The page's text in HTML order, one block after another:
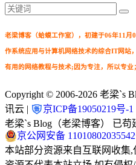
老梁博客（蛤蟆工作室），初建于06年11月
作系统应用与计算机网络技术的综合IT网站
有用的网络教程与技术;因为专注，所以专业
Copyright © 2006-2026 老梁`s
讯云 |
京ICP备19050219号-1
老梁`s Blog（老梁博客） 已苟
京公网安备
本站部分资源来自互联网收集